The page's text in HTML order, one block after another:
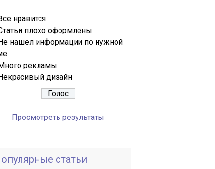
нравится
плохо оформлены
нашел информации по нужной
рекламы
дизайн
Просмотреть результаты
статьи